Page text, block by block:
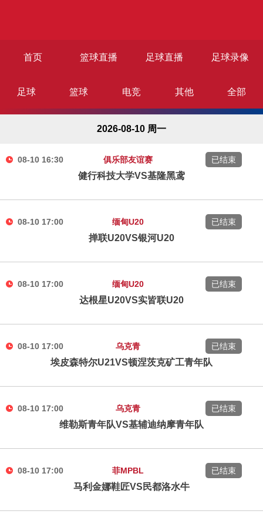
首页 篮球直播 足球直播 足球录像
篮球录像 足球资讯 篮球资讯
足球 篮球 电竞 其他 全部
2026-08-10 周一
08-10 16:30 俱乐部友谊赛
健行科技大学VS基隆黑鸢
已结束
08-10 17:00 缅甸U20
掸联U20VS银河U20
已结束
08-10 17:00 缅甸U20
达根星U20VS实皆联U20
已结束
08-10 17:00 乌克青
埃皮森特尔U21VS顿涅茨克矿工青年队
已结束
08-10 17:00 乌克青
维勒斯青年队VS基辅迪纳摩青年队
已结束
08-10 17:00 菲MPBL
马利金娜鞋匠VS民都洛水牛
已结束